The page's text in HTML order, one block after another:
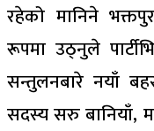
रहेको मानिने
रूपमा उठ्नुले
सन्तुलनबारे नयाँ
सदस्य सरु बानियाँ,